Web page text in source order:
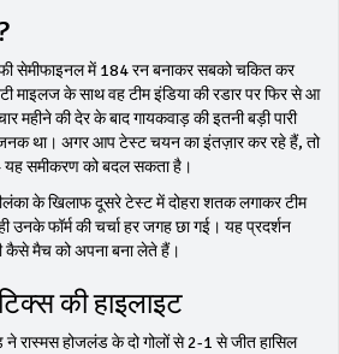
सेमीफाइनल में 184 रन बनाकर सबको चकित कर
माइलज के साथ वह टीम इंडिया की रडार पर फिर से आ
महीने की देर के बाद गायकवाड़ की इतनी बड़ी पारी
था। अगर आप टेस्ट चयन का इंतज़ार कर रहे हैं, तो
यह समीकरण को बदल सकता है।
के खिलाफ दूसरे टेस्ट में दोहरा शतक लगाकर टीम
उनके फॉर्म की चर्चा हर जगह छा गई। यह प्रदर्शन
कैसे मैच को अपना बना लेते हैं।
की हाइलाइट
ने रास्मस होजलंड के दो गोलों से 2-1 से जीत हासिल